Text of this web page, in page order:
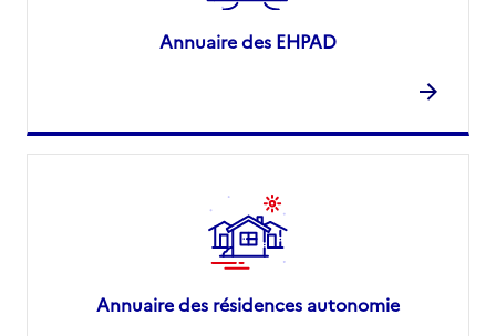
Annuaire des EHPAD
Annuaire des résidences autonomie